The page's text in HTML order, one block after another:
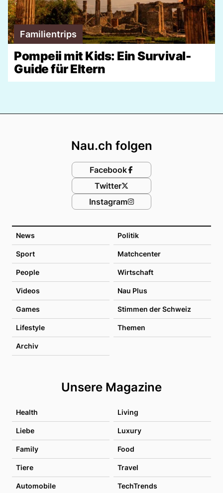
Familientrips
Pompeii mit Kids: Ein Survival-
Guide für Eltern
News Politik
Sport Matchcenter
People Wirtschaft
Videos Nau Plus
Games Stimmen der Schweiz
Lifestyle Themen
Archiv
Unsere Magazine
Health Living
Liebe Luxury
Family Food
Tiere Travel
Automobile TechTrends
Nau.ch folgen
Facebook
Twitter
Instagram